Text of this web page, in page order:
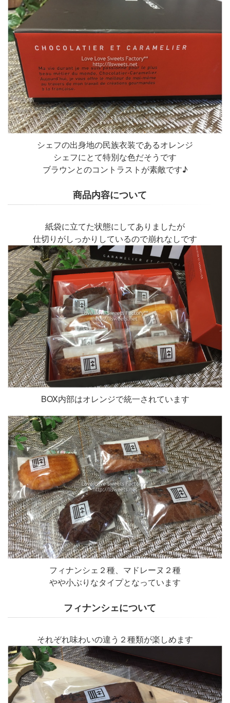
シェフの出身地の民族衣装であるオレンジ
シェフにとて特別な色だそうです
ブラウンとのコントラストが素敵です♪
商品内容について
紙袋に立てた状態にしてありましたが
仕切りがしっかりしているので崩れなしです
BOX内部はオレンジで統一されています
フィナンシェ２種、マドレーヌ２種
やや小ぶりなタイプとなっています
フィナンシェについて
それぞれ味わいの違う２種類が楽しめます